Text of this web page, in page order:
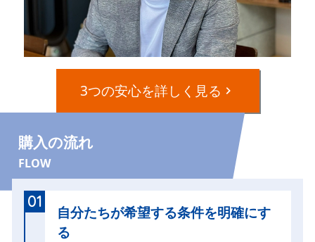
3つの安心を詳しく見る
購入の流れ
FLOW
01
自分たちが希望する条件を明確にす
る